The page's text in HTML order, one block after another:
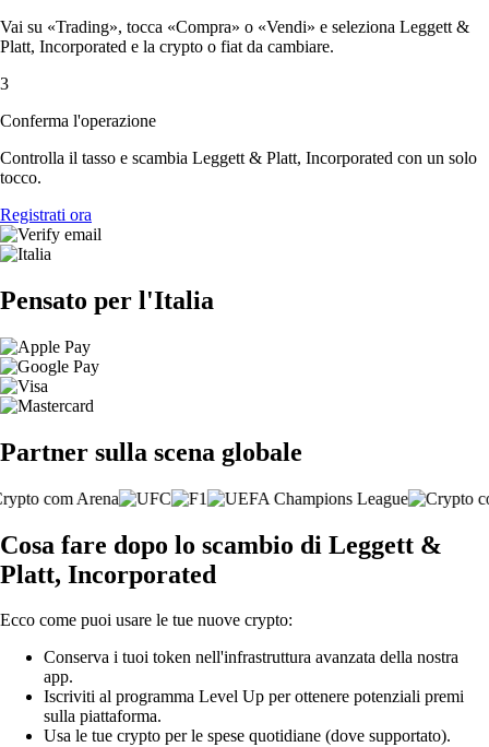
Vai su «Trading», tocca «Compra» o «Vendi» e seleziona Leggett &
Platt, Incorporated e la crypto o fiat da cambiare.
3
Conferma l'operazione
Controlla il tasso e scambia Leggett & Platt, Incorporated con un solo
tocco.
Registrati ora
Pensato per l'Italia
Partner sulla scena globale
Cosa fare dopo lo scambio di Leggett &
Platt, Incorporated
Ecco come puoi usare le tue nuove crypto:
Conserva i tuoi token nell'infrastruttura avanzata della nostra
app.
Iscriviti al programma Level Up per ottenere potenziali premi
sulla piattaforma.
Usa le tue crypto per le spese quotidiane (dove supportato).